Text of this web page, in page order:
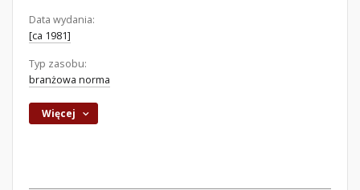
Data wydania:
[ca 1981]
Typ zasobu:
branżowa norma
Więcej